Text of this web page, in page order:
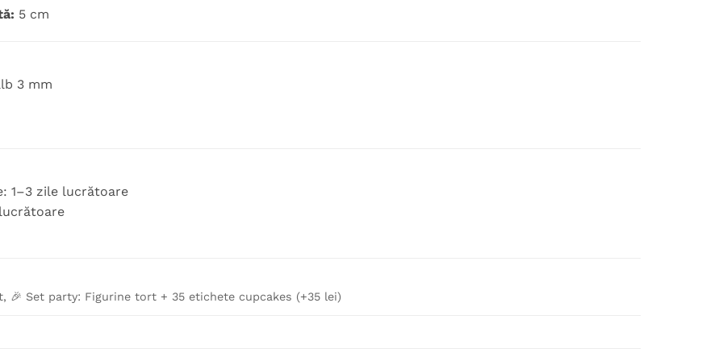
5 cm
3 mm
1–3 zile lucrătoare
🎉 Set party: Figurine tort + 35 etichete cupcakes (+35 lei)